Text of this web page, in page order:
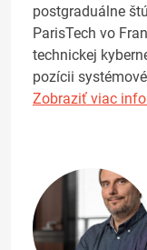
postgraduálne
ParisTech vo
technickej
pozícii
Zobraziť viac